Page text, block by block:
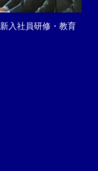
新入社員研修・教育